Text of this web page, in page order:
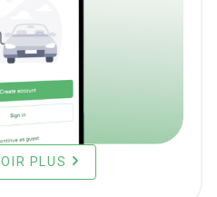
PLUS